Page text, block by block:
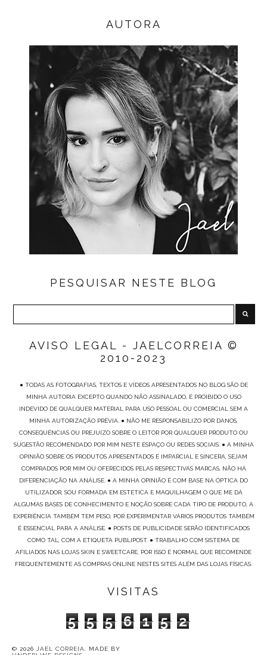
AUTORA
PESQUISAR NESTE BLOG
AVISO LEGAL - JAELCORREIA ©
2010-2023
● TODAS AS FOTOGRAFIAS, TEXTOS E VÍDEOS APRESENTADOS NO BLOG SÃO DE
MINHA AUTORIA EXCEPTO QUANDO NÃO ASSINALADO, É PROIBIDO O USO
INDEVIDO DE QUALQUER MATERIAL PARA USO PESSOAL OU COMERCIAL SEM A
MINHA AUTORIZAÇÃO PRÉVIA. ● NÃO ME RESPONSABILIZO POR DANOS,
CONSEQUÊNCIAS OU PREJUÍZO SOBRE O LEITOR POR QUALQUER PRODUTO OU
SUGESTÃO RECOMENDADO POR MIM NESTE ESPAÇO OU REDES SOCIAIS. ● A MINHA
OPINIÃO SOBRE OS PRODUTOS APRESENTADOS É IMPARCIAL E SINCERA, SEJAM
COMPRADOS POR MIM OU OFERECIDOS PELAS RESPECTIVAS MARCAS, NÃO HÁ
DIFERENCIAÇÃO NA ANÁLISE. ● A MINHA OPINIÃO É COM BASE NA ÓPTICA DO
UTILIZADOR, SOU FORMADA EM ESTÉTICA E MAQUILHAGEM O QUE ME DÁ
ALGUMAS BASES DE CONHECIMENTO E NOÇÃO SOBRE CADA TIPO DE PRODUTO, A
EXPERIÊNCIA TAMBÉM TEM PESO, POR EXPERIMENTAR VÁRIOS PRODUTOS TAMBÉM
É ESSENCIAL PARA A ANÁLISE. ● POSTS DE PUBLICIDADE SERÃO IDENTIFICADOS
COMO TAL, COM A ETIQUETA PUBLIPOST. ● TRABALHO COM SISTEMA DE
AFILIADOS NAS LOJAS SKIN E SWEETCARE, POR ISSO É NORMAL QUE RECOMENDE
FREQUENTEMENTE AS COMPRAS ONLINE NESTES SITES ALÉM DAS LOJAS FÍSICAS.
VISITAS
5 5 5 6 1 5 2
© 2026 JAEL CORREIA, MADE BY